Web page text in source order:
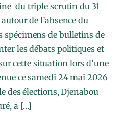
du triple scrutin du 31
de l’absence du
spécimens de bulletins de
les débats politiques et
cette situation lors d’une
ce samedi 24 mai 2026
des élections, Djenabou
a […]